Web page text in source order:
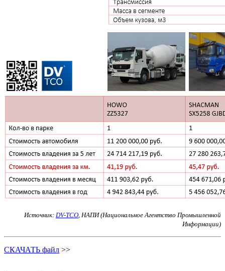
Источник: DV-TCO, НАПИ (Национальное Агентство Промышленной
Информации)
СКАЧАТЬ файл >>